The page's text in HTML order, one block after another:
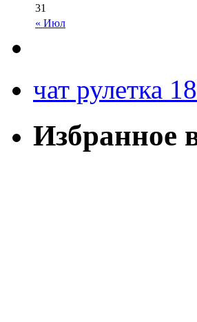
« Июл
31
чат рулетка
Избранное